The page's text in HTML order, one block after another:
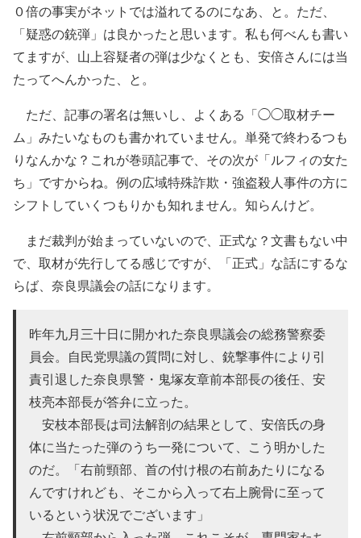
０倍の事実がネットでは溢れてるのになあ、と。ただ、
「疑惑の銃弾」は良かったと思います。私も何べんも書い
てますが、山上容疑者の弾は少なくとも、安倍さんには当
たってへんかった、と。
ただ、記事の署名は無いし、よくある「◯◯取材チー
ム」みたいなものも書かれていません。単発で終わるつも
りなんかな？これが巻頭記事で、その次が「ルフィの女た
ち」ですからね。例の広域特殊詐欺・強盗殺人事件の方に
シフトしていくつもりかも知れません。知らんけど。
まだ裁判が始まっていないので、正式な？文書もない中
で、取材が先行してる感じですが、「正式」な話にするな
らば、奈良県議会の話になります。
昨年九月三十日に開かれた奈良県議会の総務警察委
員会。自民党県議の質問に対し、銃撃事件により引
責引退した奈良県警・鬼塚友章前本部長の後任、安
枝亮本部長が答弁に立った。
安枝本部長は司法解剖の結果として、安倍氏の身
体に当たった弾のうち一発について、こう明かした
のだ。「右前頸部、首の付け根の右前あたりになる
んですけれども、そこから入って右上腕骨に至って
いるという状況でございます」